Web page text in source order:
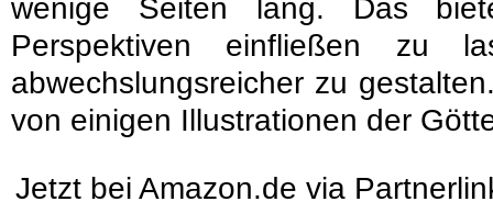
wenige Seiten lang. Das
Perspektiven einfließen zu
abwechslungsreicher zu
von einigen Illustrationen der
Jetzt bei Amazon.de via